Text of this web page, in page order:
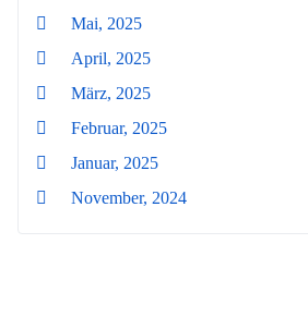
Mai, 2025
April, 2025
März, 2025
Februar, 2025
Januar, 2025
November, 2024